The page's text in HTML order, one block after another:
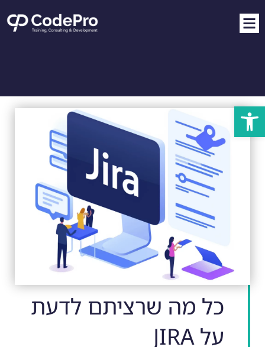
פתח סרגל נגישות
כל מה שרציתם לדעת
על JIRA